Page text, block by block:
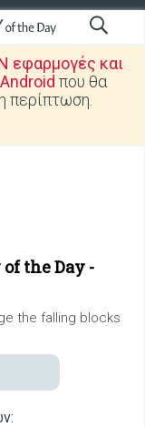
εφαρμογές και
που θα
περίπτωση.
the Day -
the falling blocks